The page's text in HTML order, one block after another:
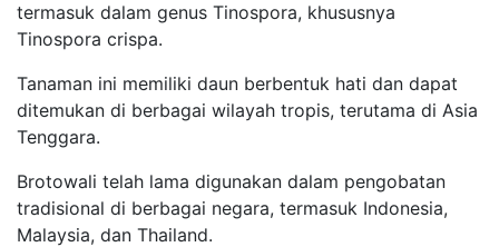
termasuk dalam genus Tinospora, khususnya
Tinospora crispa.
Tanaman ini memiliki daun berbentuk hati dan dapat
ditemukan di berbagai wilayah tropis, terutama di Asia
Tenggara.
Brotowali telah lama digunakan dalam pengobatan
tradisional di berbagai negara, termasuk Indonesia,
Malaysia, dan Thailand.